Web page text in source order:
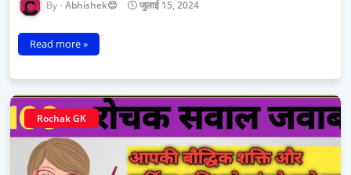
Abhishek😊 जुलाई 15, 2024
Read more »
Rochak GK